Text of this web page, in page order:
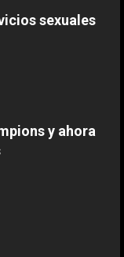
del Sur:
árbitros
por el triunfo
sexuales
y ahora